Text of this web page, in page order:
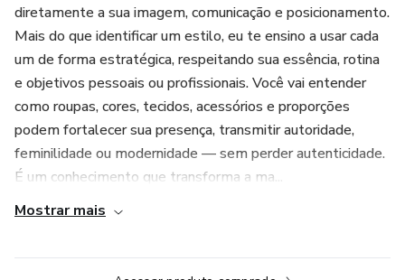
diretamente a sua imagem, comunicação e posicionamento.
Mais do que identificar um estilo, eu te ensino a usar cada
um de forma estratégica, respeitando sua essência, rotina
e objetivos pessoais ou profissionais. Você vai entender
como roupas, cores, tecidos, acessórios e proporções
podem fortalecer sua presença, transmitir autoridade,
feminilidade ou modernidade — sem perder autenticidade.
É um conhecimento que transforma a ma...
Mostrar mais